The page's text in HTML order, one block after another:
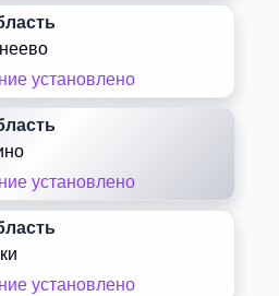
установлено
установлено
установлено